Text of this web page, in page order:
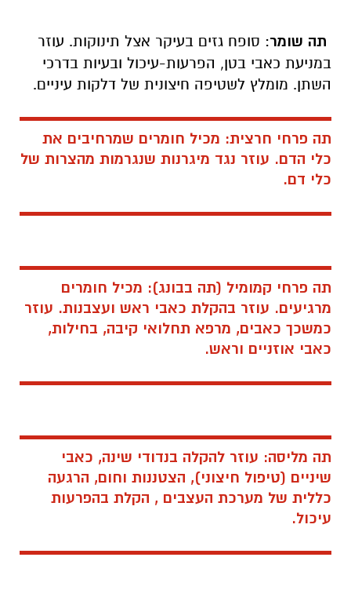
תה שומר: סופח גזים בעיקר אצל תינוקות. עוזר
במניעת כאבי בטן, הפרעות-עיכול ובעיות בדרכי
השתן. מומלץ לשטיפה חיצונית של דלקות עיניים.
תה פרחי חרצית: מכיל חומרים שמרחיבים את
כלי הדם. עוזר נגד מיגרנות שנגרמות מהצרות של
כלי דם.
תה פרחי קמומיל (תה בבונג): מכיל חומרים
מרגיעים. עוזר בהקלת כאבי ראש ועצבנות. עוזר
כמשכך כאבים, מרפא תחלואי קיבה, בחילות,
כאבי אוזניים וראש.
תה מליסה: עוזר להקלה בנדודי שינה, כאבי
שיניים (טיפול חיצוני), הצטננות וחום, הרגעה
כללית של מערכת העצבים , הקלת בהפרעות
עיכול.